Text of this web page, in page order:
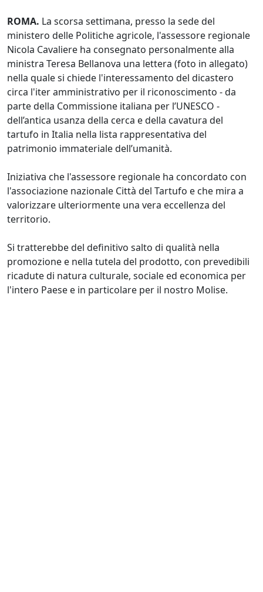
ROMA. La scorsa settimana, presso la sede del
ministero delle Politiche agricole, l'assessore regionale
Nicola Cavaliere ha consegnato personalmente alla
ministra Teresa Bellanova una lettera (foto in allegato)
nella quale si chiede l'interessamento del dicastero
circa l'iter amministrativo per il riconoscimento - da
parte della Commissione italiana per l’UNESCO -
dell’antica usanza della cerca e della cavatura del
tartufo in Italia nella lista rappresentativa del
patrimonio immateriale dell’umanità.
Iniziativa che l'assessore regionale ha concordato con
l'associazione nazionale Città del Tartufo e che mira a
valorizzare ulteriormente una vera eccellenza del
territorio.
Si tratterebbe del definitivo salto di qualità nella
promozione e nella tutela del prodotto, con prevedibili
ricadute di natura culturale, sociale ed economica per
l'intero Paese e in particolare per il nostro Molise.